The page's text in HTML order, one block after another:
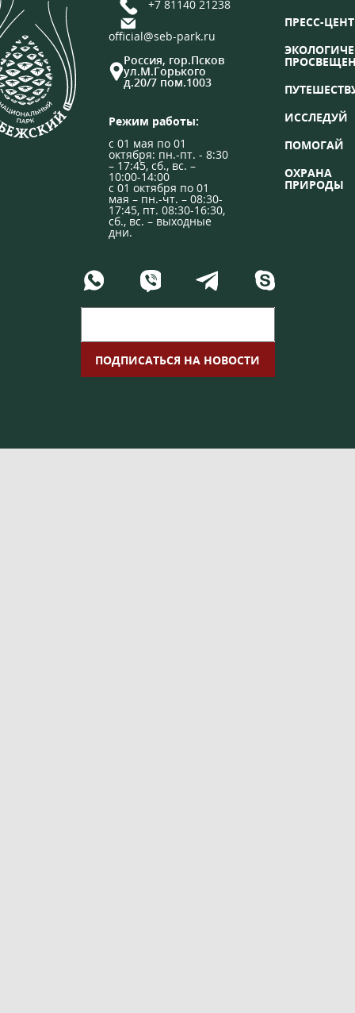
+7 81140 21238
official@seb-park.ru
Россия, гор.Псков
ул.М.Горького
д.20/7 пом.1003
Режим работы:
с 01 мая по 01
октября: пн.-пт. - 8:30
– 17:45, сб., вс. –
10:00-14:00
с 01 октября по 01
мая – пн.-чт. – 08:30-
17:45, пт. 08:30-16:30,
сб., вс. – выходные
дни.
ПРЕСС-
ИССЛЕДУЙ
ПОМОГАЙ
ОХРАНА
ПРИРОДЫ